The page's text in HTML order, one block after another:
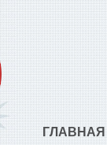
ГЛАВНАЯ